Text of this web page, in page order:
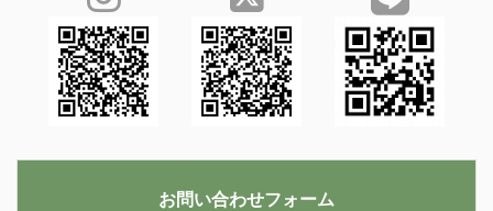
お問い合わせフォーム